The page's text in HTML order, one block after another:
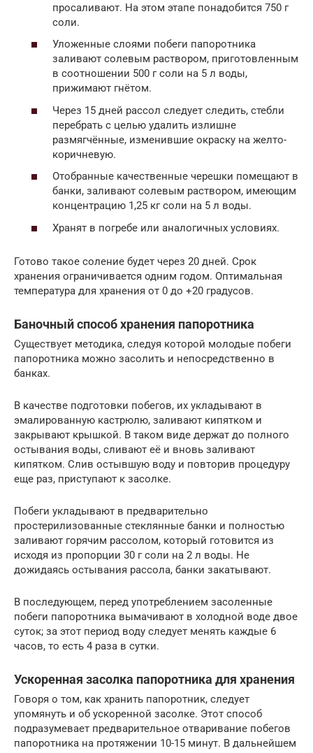
просаливают. На этом этапе понадобится 750 г
соли.
Уложенные слоями побеги папоротника
заливают солевым раствором, приготовленным
в соотношении 500 г соли на 5 л воды,
прижимают гнётом.
Через 15 дней рассол следует следить, стебли
перебрать с целью удалить излишне
размягчённые, изменившие окраску на желто-
коричневую.
Отобранные качественные черешки помещают в
банки, заливают солевым раствором, имеющим
концентрацию 1,25 кг соли на 5 л воды.
Хранят в погребе или аналогичных условиях.
Готово такое соление будет через 20 дней. Срок
хранения ограничивается одним годом. Оптимальная
температура для хранения от 0 до +20 градусов.
Баночный способ хранения папоротника
Существует методика, следуя которой молодые побеги
папоротника можно засолить и непосредственно в
банках.
В качестве подготовки побегов, их укладывают в
эмалированную кастрюлю, заливают кипятком и
закрывают крышкой. В таком виде держат до полного
остывания воды, сливают её и вновь заливают
кипятком. Слив остывшую воду и повторив процедуру
еще раз, приступают к засолке.
Побеги укладывают в предварительно
простерилизованные стеклянные банки и полностью
заливают горячим рассолом, который готовится из
исходя из пропорции 30 г соли на 2 л воды. Не
дожидаясь остывания рассола, банки закатывают.
В последующем, перед употреблением засоленные
побеги папоротника вымачивают в холодной воде двое
суток; за этот период воду следует менять каждые 6
часов, то есть 4 раза в сутки.
Ускоренная засолка папоротника для хранения
Говоря о том, как хранить папоротник, следует
упомянуть и об ускоренной засолке. Этот способ
подразумевает предварительное отваривание побегов
папоротника на протяжении 10-15 минут. В дальнейшем